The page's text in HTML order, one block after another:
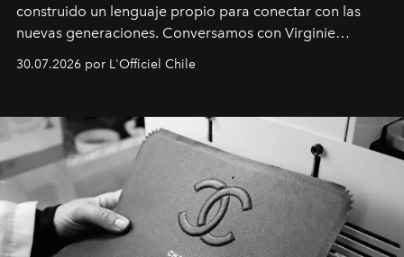
construido un lenguaje propio para conectar con las
nuevas generaciones. Conversamos con Virginie
Dubray, la responsable de marketing para
Latinoamérica, sobre identidad, cultura y el valor
30.07.2026 por L'Officiel Chile